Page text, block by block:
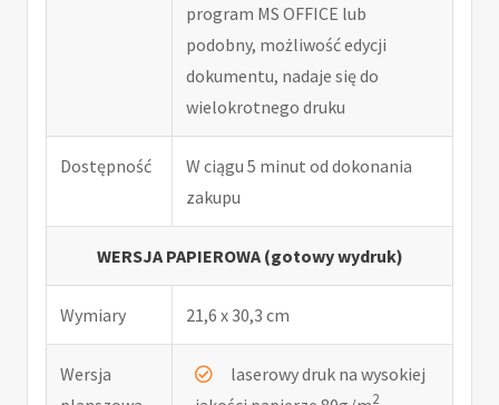
program MS OFFICE lub
podobny, możliwość edycji
dokumentu, nadaje się do
wielokrotnego druku
Dostępność
W ciągu 5 minut od dokonania
zakupu
WERSJA PAPIEROWA (gotowy wydruk)
Wymiary 21,6 x 30,3 cm
Wersja
laserowy druk na wysokiej
2